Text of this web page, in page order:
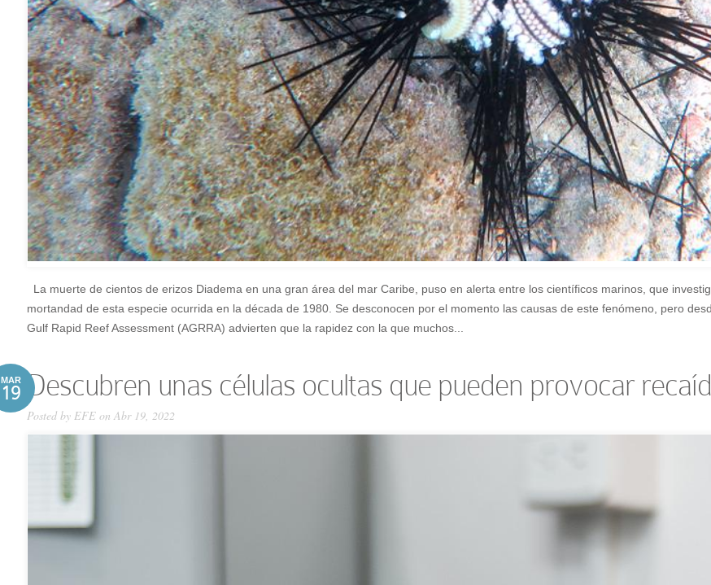
La muerte de cientos de erizos Diadema en una gran área del mar Caribe, puso en alerta entre los científicos marinos, que
mortandad de esta especie ocurrida en la década de 1980. Se desconocen por el momento las causas de este fenómeno, pero
Gulf Rapid Reef Assessment (AGRRA) advierten que la rapidez con la que muchos...
MAR
19 Descubren unas células ocultas que pueden provocar
Posted by EFE on Abr 19, 2022